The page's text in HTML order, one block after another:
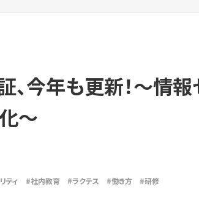
、今年も更新！〜情
〜
ティ #社内教育 #ラクテス #働き方 #研修